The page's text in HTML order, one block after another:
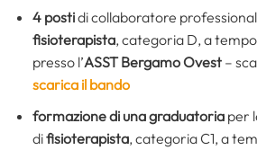
4 postidi collaboratore
fisioterapista, categoria D, a
presso l’ASST Bergamo Ovest–
scarica il bando
formazione di una graduatoriaper
difisioterapista, categoria C1, a